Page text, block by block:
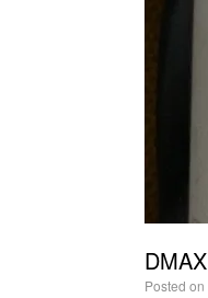
Posted on